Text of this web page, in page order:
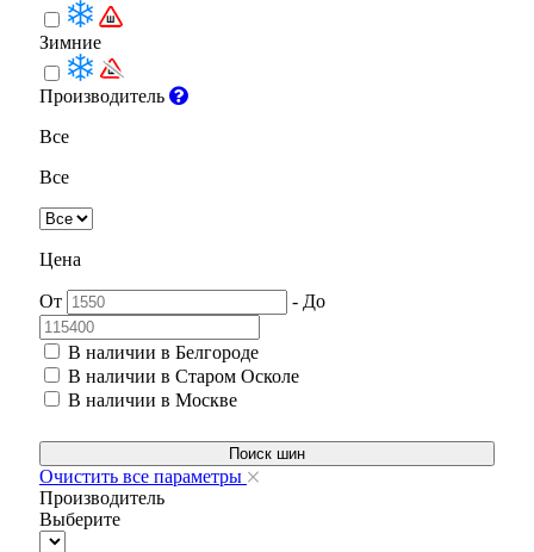
Зимние
Производитель
Все
Все
Цена
От - До
В наличии в Белгороде
В наличии в Старом Осколе
В наличии в Москве
Поиск шин
Очистить все параметры
Производитель
Выберите